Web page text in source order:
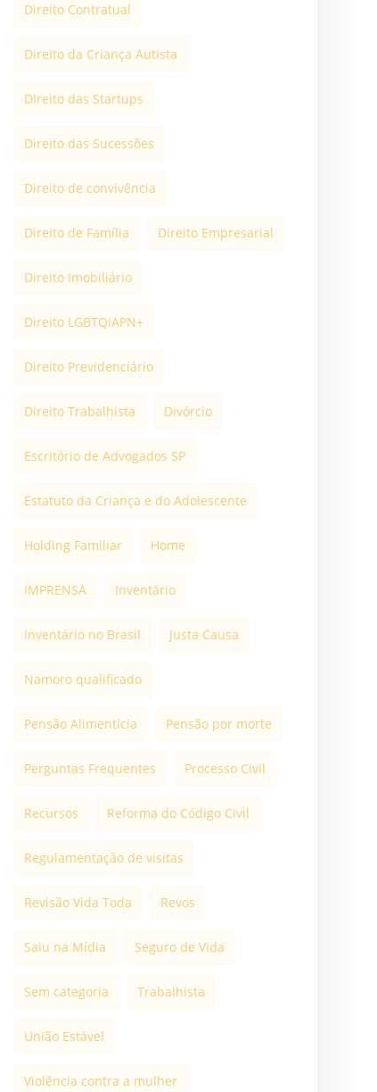
Direito Contratual
Direito da Criança Autista
DIreito das Startups
Direito das Sucessões
Direito de convivência
Direito de Família Direito Empresarial
Direito Imobiliário
Direito LGBTQIAPN+
Direito Previdenciário
Direito Trabalhista Divórcio
Escritório de Advogados SP
Estatuto da Criança e do Adolescente
Holding Familiar Home
IMPRENSA Inventário
Inventário no Brasil Justa Causa
Namoro qualificado
Pensão Alimentícia Pensão por morte
Perguntas Frequentes Processo Civil
Recursos Reforma do Código Civil
Regulamentação de visitas
Revisão Vida Toda Revos
Saiu na Mídia Seguro de Vida
Sem categoria Trabalhista
União Estável
Violência contra a mulher